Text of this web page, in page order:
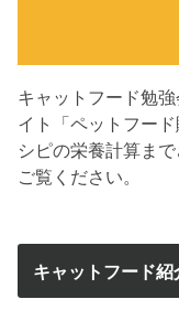
キャットフード勉
イト「ペットフー
シピの栄養計算ま
ご覧ください。
キャットフード紹